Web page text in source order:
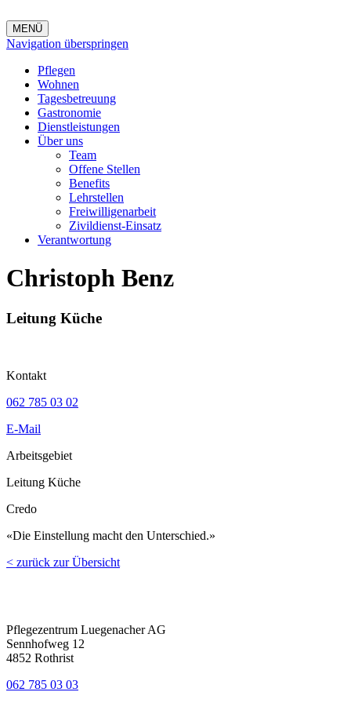
MENÜ
Navigation überspringen
Pflegen
Wohnen
Tagesbetreuung
Gastronomie
Dienstleistungen
Über uns
Team
Offene Stellen
Benefits
Lehrstellen
Freiwilligenarbeit
Zivildienst-Einsatz
Verantwortung
Christoph Benz
Leitung Küche
Kontakt
062 785 03 02
E-Mail
Arbeitsgebiet
Leitung Küche
Credo
«Die Einstellung macht den Unterschied.»
< zurück zur Übersicht
Pflegezentrum Luegenacher AG
Sennhofweg 12
4852 Rothrist
062 785 03 03